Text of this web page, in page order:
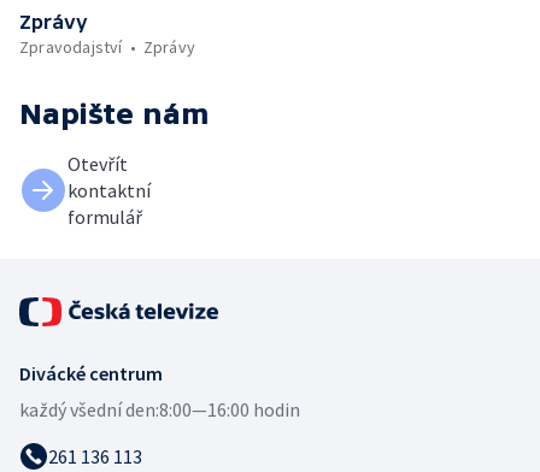
Zprávy
Zpravodajství
Zprávy
Napište nám
Otevřít
kontaktní
formulář
Divácké centrum
každý všední den:8:00—16:00 hodin
261 136 113